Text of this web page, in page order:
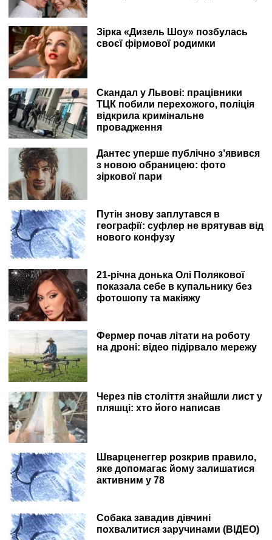
Зірка «Дизель Шоу» позбулась
своєї фірмової родимки
Скандал у Львові: працівники
ТЦК побили перехожого, поліція
відкрила кримінальне
провадження
Дантес уперше публічно з’явився
з новою обраницею: фото
зіркової пари
Путін знову заплутався в
географії: суфлер не врятував від
нового конфузу
21-річна донька Олі Полякової
показала себе в купальнику без
фотошопу та макіяжу
Фермер почав літати на роботу
на дроні: відео підірвало мережу
Через пів століття знайшли лист у
пляшці: хто його написав
Шварценеггер розкрив правило,
яке допомагає йому залишатися
активним у 78
Собака завадив дівчині
похвалитися заручинами (ВІДЕО)